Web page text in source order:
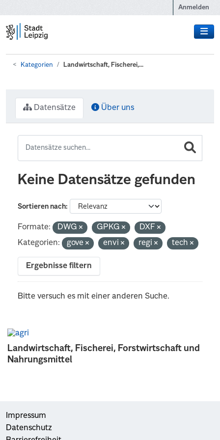
Anmelden
Kategorien Landwirtschaft, Fischerei,...
Landwirtschaft, Fischerei, Forstwirtschaft und
Nahrungsmittel
Datensätze Über uns
Keine Datensätze gefunden
Sortieren nach
Formate: DWG GPKG
DXF
Kategorien:
gove envi regi tech
Ergebnisse filtern
Bitte versuch es mit einer anderen Suche.
Impressum
Datenschutz